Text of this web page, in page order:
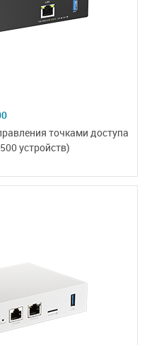
точками доступа
устройств)